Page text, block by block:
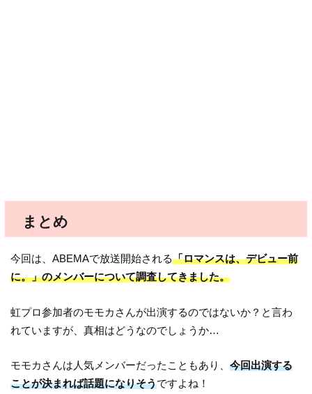
まとめ
今回は、ABEMAで放送開始される「ロマンスは、デビュー前
に。」のメンバーについて調査してきました。
虹プロ参加者のモモカさんが出演するのではないか？と言わ
れていますが、真相はどうなのでしょうか…
モモカさんは人気メンバーだったこともあり、今回出演する
ことが決まれば話題になりそうですよね！